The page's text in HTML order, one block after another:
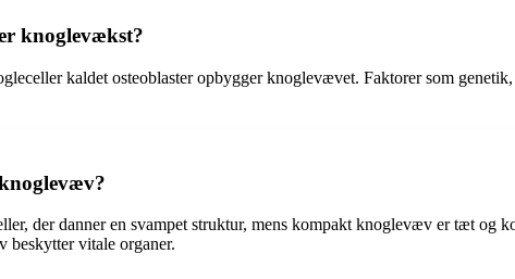
knoglevækst?
kaldet osteoblaster opbygger knoglevævet. Faktorer som
der danner en svampet struktur, mens kompakt knoglevæv er tæt og
vitale organer.